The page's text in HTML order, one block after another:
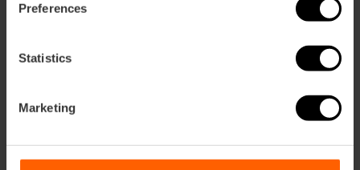
Preferences
Statistics
Marketing
Entdecke den Heilige
einer einzigartigen